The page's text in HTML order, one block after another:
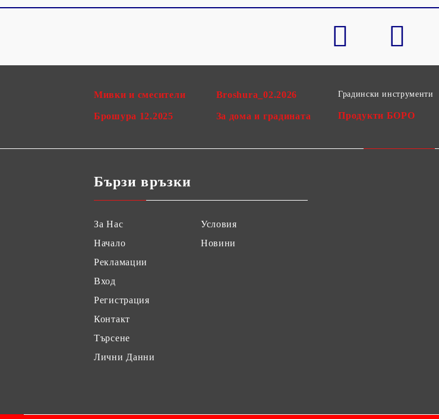
Мивки и смесители
Брошура 12.2025
Broshura_02.2026
За дома и градината
Градински инструменти
Продукти БОРО
Бързи връзки
За Нас
Начало
Рекламации
Вход
Регистрация
Контакт
Търсене
Лични Данни
Условия
Новини